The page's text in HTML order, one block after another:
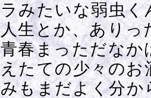
ラみたいな弱虫く
人生とか、ありっ
青春まっただなか
えたての少々のお
みもまだよく分か